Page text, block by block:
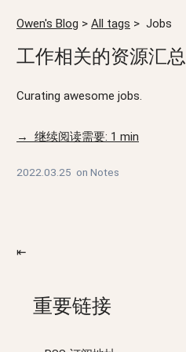
Owen's Blog > All tags > Jobs
工作相关的资源汇总
Curating awesome jobs.
→ 继续阅读需要: 1 min
2022.03.25 on Notes
⇤
重要链接